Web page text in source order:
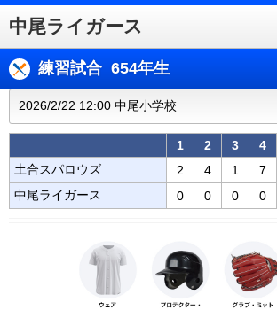
中尾ライガース
練習試合 654年生
2026/2/22 12:00 中尾小学校
1 2 3 4
土合スパロウズ
2 4 1 7
中尾ライガース
0 0 0 0